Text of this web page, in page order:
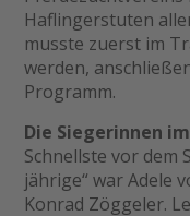
Haflingerstuten
musste zuerst im
werden,
Programm.
Die Siegerinnen
Schnellste vor dem
jährige“ war Adele
Konrad Zöggeler.